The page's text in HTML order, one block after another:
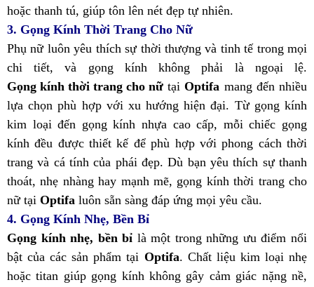
hoặc thanh tú, giúp tôn lên nét đẹp tự nhiên.
3. Gọng Kính Thời Trang Cho Nữ
Phụ nữ luôn yêu thích sự thời thượng và tinh tế trong mọi
chi tiết, và gọng kính không phải là ngoại lệ.
Gọng kính thời trang cho nữ tạiOptifa mang đến nhiều
lựa chọn phù hợp với xu hướng hiện đại. Từ gọng kính
kim loại đến gọng kính nhựa cao cấp, mỗi chiếc gọng
kính đều được thiết kế để phù hợp với phong cách thời
trang và cá tính của phái đẹp. Dù bạn yêu thích sự thanh
thoát, nhẹ nhàng hay mạnh mẽ, gọng kính thời trang cho
nữ tại Optifa luôn sẵn sàng đáp ứng mọi yêu cầu.
4. Gọng Kính Nhẹ, Bền Bỉ
Gọng kính nhẹ, bền bỉ là một trong những ưu điểm nổi
bật của các sản phẩm tại Optifa. Chất liệu kim loại nhẹ
hoặc titan giúp gọng kính không gây cảm giác nặng nề,